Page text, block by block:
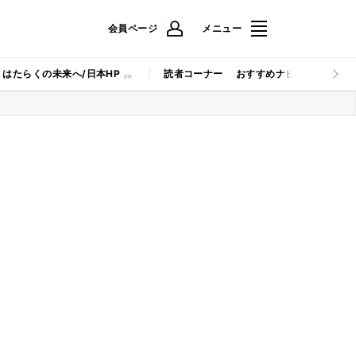
会員ページ メニュー
はたらくの未来へ/日本HP 読者コーナー おすすめナビ マイナビ